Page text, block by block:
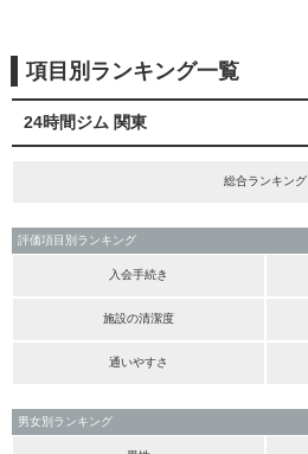
項目別ランキング一覧
24時間ジム 関東
総合ランキング
評価項目別ランキング
入会手続き
施設の清潔度
通いやすさ
男女別ランキング